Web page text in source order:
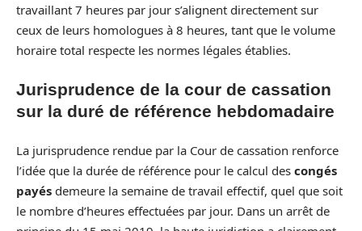
travaillant 7 heures par jour s’alignent directement sur
ceux de leurs homologues à 8 heures, tant que le volume
horaire total respecte les normes légales établies.
Jurisprudence de la cour de cassation
sur la duré de référence hebdomadaire
La jurisprudence rendue par la Cour de cassation renforce
l’idée que la durée de référence pour le calcul des congés
payés demeure la semaine de travail effectif, quel que soit
le nombre d’heures effectuées par jour. Dans un arrêt de